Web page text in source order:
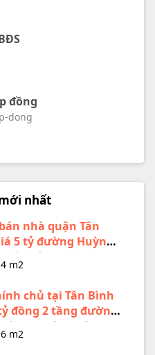
đồng
dong
nhất
nhà quận Tân
5 tỷ đường Huỳnh
trệt 1 lầu
m2
chủ tại Tân Bình
đồng 2 tầng đường
phường Tân SƠn
m2